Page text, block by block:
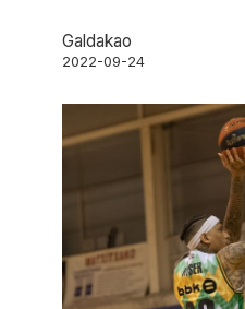
Galdakao
2022-09-24